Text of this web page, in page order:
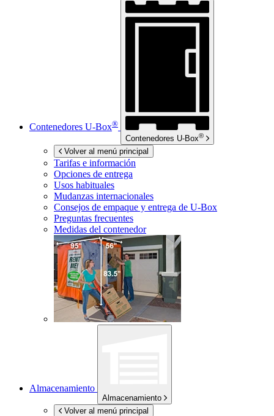
Contenedores U-Box®
Contenedores U-Box®
Volver al menú principal
Tarifas e información
Opciones de entrega
Usos habituales
Mudanzas internacionales
Consejos de empaque y entrega de U-Box
Preguntas frecuentes
Medidas del contenedor
Almacenamiento
Almacenamiento
Volver al menú principal